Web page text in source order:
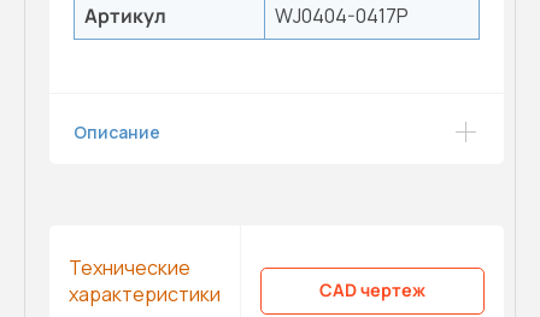
Артикул
WJ0404-0417P
Описание
Технические
характеристики
CAD чертеж